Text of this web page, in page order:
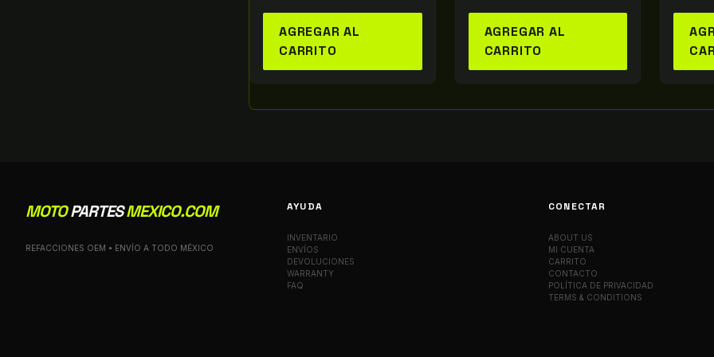
AGREGAR AL
CARRITO
AGREGAR AL
CARRITO
MOTOPARTESMEXICO.COM
REFACCIONES OEM • ENVÍO A TODO MÉXICO
AYUDA
INVENTARIO
ENVÍOS
DEVOLUCIONES
WARRANTY
FAQ
CONECTAR
ABOUT US
MI CUENTA
CARRITO
CONTACTO
POLÍTICA DE PRIVACIDAD
TERMS & CONDITIONS